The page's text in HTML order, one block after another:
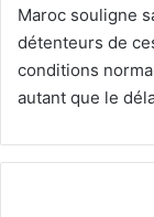
Maroc souligne
détenteurs de
conditions
autant que le